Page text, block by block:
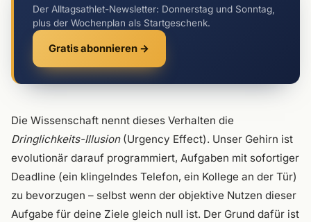
Der Alltagsathlet-Newsletter: Donnerstag und Sonntag,
plus der Wochenplan als Startgeschenk.
Gratis abonnieren →
Die Wissenschaft nennt dieses Verhalten die
Dringlichkeits-Illusion(Urgency Effect). Unser Gehirn ist
evolutionär darauf programmiert, Aufgaben mit sofortiger
Deadline (ein klingelndes Telefon, ein Kollege an der Tür)
zu bevorzugen – selbst wenn der objektive Nutzen dieser
Aufgabe für deine Ziele gleich null ist. Der Grund dafür ist